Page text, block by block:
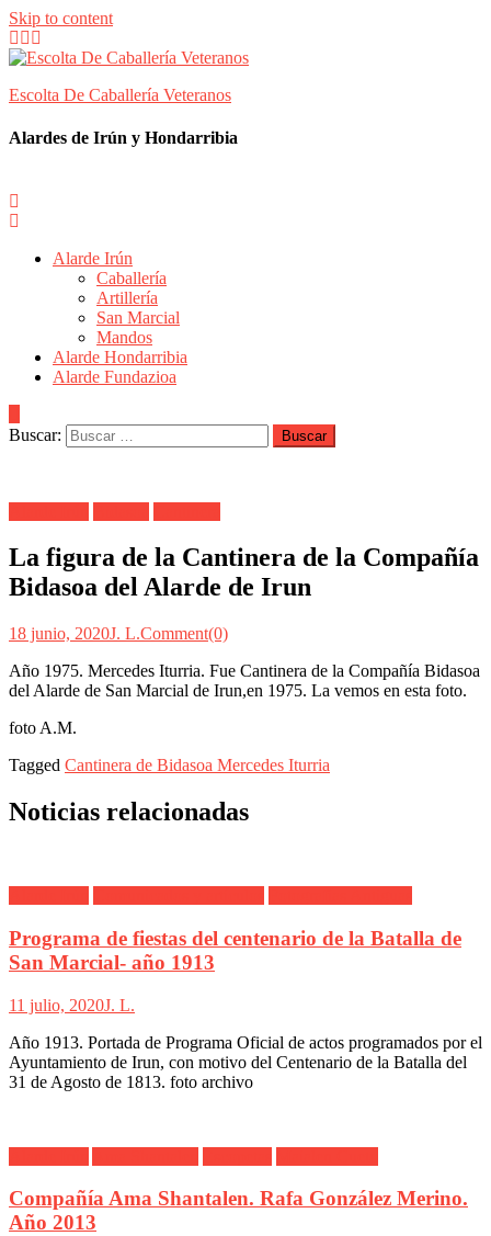
Skip to content
Escolta De Caballería Veteranos
Alardes de Irún y Hondarribia
Alarde Irún
Caballería
Artillería
San Marcial
Mandos
Alarde Hondarribia
Alarde Fundazioa
Buscar:
La figura de la Cantinera de la Compañía
Bidasoa del Alarde de Irun
18 junio, 2020J. L.Comment(0)
Año 1975. Mercedes Iturria. Fue Cantinera de la Compañía Bidasoa
del Alarde de San Marcial de Irun,en 1975. La vemos en esta foto.
foto A.M.
Tagged Cantinera de Bidasoa Mercedes Iturria
Noticias relacionadas
Programa de fiestas del centenario de la Batalla de
San Marcial- año 1913
11 julio, 2020J. L.
Año 1913. Portada de Programa Oficial de actos programados por el
Ayuntamiento de Irun, con motivo del Centenario de la Batalla del
31 de Agosto de 1813. foto archivo
Compañía Ama Shantalen. Rafa González Merino.
Año 2013